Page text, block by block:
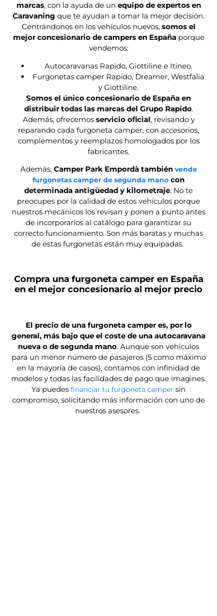
marcas, con la ayuda de un equipo de expertos en
Caravaning que te ayudan a tomar la mejor decisión.
Centrándonos en los vehículos nuevos, somos el
mejor concesionario de campers en Españaporque
vendemos:
Autocaravanas Rapido, Giottiline e Itineo.
Furgonetas camper Rapido, Dreamer, Westfalia
y Giottiline.
Somos el único concesionario de España en
distribuir todas las marcas del Grupo Rapido.
Además, ofrecemos servicio oficial, revisando y
reparando cada furgoneta camper, con accesorios,
complementos y reemplazos homologados por los
fabricantes.
Además, Camper Park Empordà también vende
furgonetas camper de segunda mano con
determinada antigüedad y kilometraje. No te
preocupes por la calidad de estos vehículos porque
nuestros mecánicos los revisan y ponen a punto antes
de incorporarlos al catálogo para garantizar su
correcto funcionamiento. Son más baratas y muchas
de estas furgonetas están muy equipadas.
Compra una furgoneta camper en España
en el mejor concesionario al mejor precio
El precio de una furgoneta camper es, por lo
general, más bajo que el coste de una autocaravana
nueva o de segunda mano. Aunque son vehículos
para un menor número de pasajeros (5 como máximo
en la mayoría de casos), contamos con infinidad de
modelos y todas las facilidades de pago que imagines.
Ya puedes financiar tu furgoneta camper sin
compromiso, solicitando más información con uno de
nuestros asesores.